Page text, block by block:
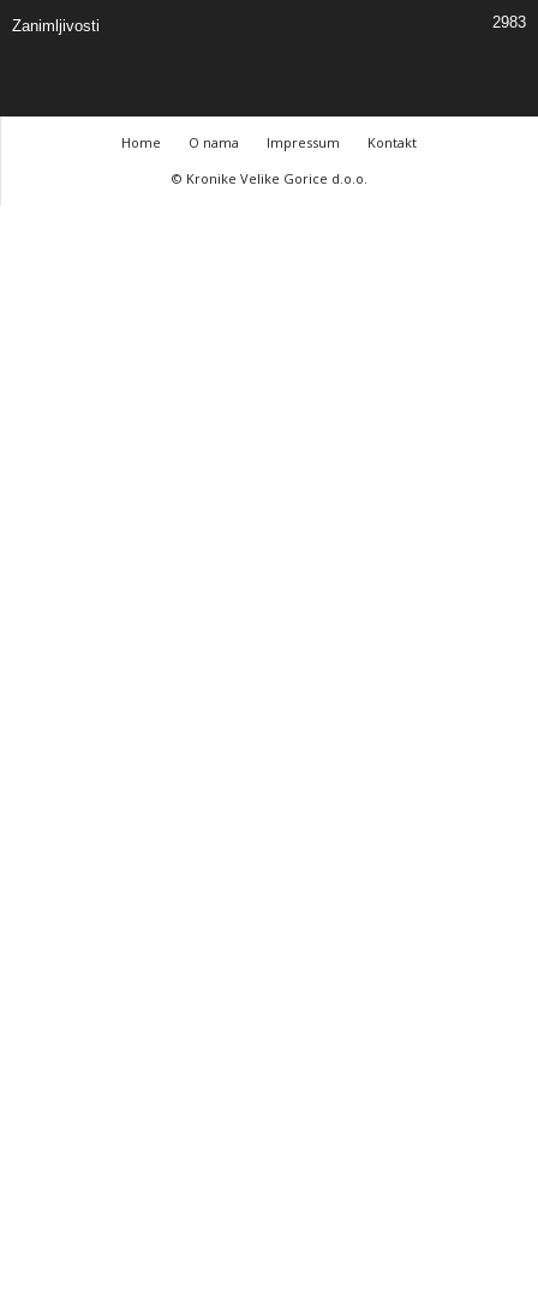
Zanimljivosti 2983
Home O nama Impressum
Kontakt
© Kronike Velike Gorice d.o.o.